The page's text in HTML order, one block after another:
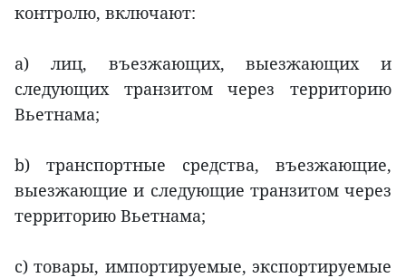
контролю, включают:
a) лиц, въезжающих, выезжающих и
следующих транзитом через территорию
Вьетнама;
b) транспортные средства, въезжающие,
выезжающие и следующие транзитом через
территорию Вьетнама;
c) товары, импортируемые, экспортируемые